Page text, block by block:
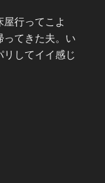
行ってこよ
ってきた夫。い
してイイ感じ